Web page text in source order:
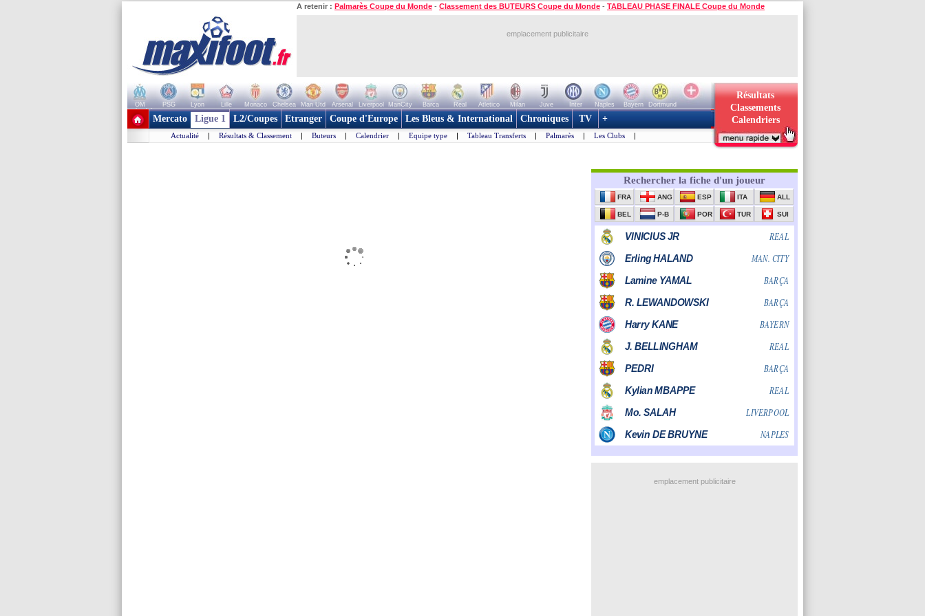
A retenir : Palmarès Coupe du Monde - Classement des BUTEURS Coupe du Monde - TABLEAU PHASE FINALE Coupe du Monde
emplacement publicitaire
OM PSG Lyon Lille Monaco Chelsea Man Utd Arsenal Liverpool ManCity Barca Real Atletico Milan Juve Inter Naples Bayern
Dortmund
+ de clubs
Résultats
Classements
Calendriers
Mercato Ligue 1 L2/Coupes Etranger Coupe d'Europe Les Bleus & International Chroniques TV +
Actualité | Résultats & Classement | Buteurs | Calendrier | Equipe type | Tableau Transferts | Palmarès | Les Clubs |
emplacement publicitaire